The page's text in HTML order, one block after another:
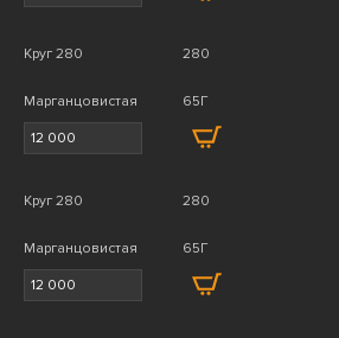
Круг 280 280
Марганцовистая
65Г
Круг 280 280
Марганцовистая
65Г